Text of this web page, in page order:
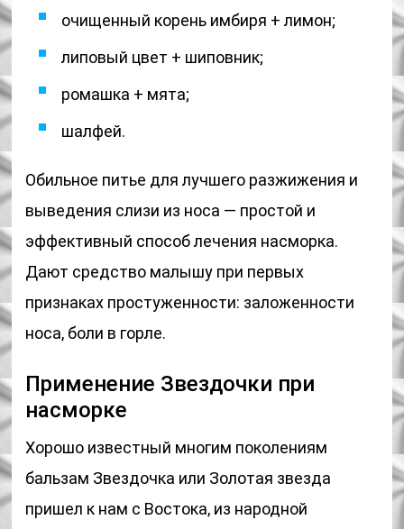
очищенный корень имбиря + лимон;
липовый цвет + шиповник;
ромашка + мята;
шалфей.
Обильное питье для лучшего разжижения и
выведения слизи из носа — простой и
эффективный способ лечения насморка.
Дают средство малышу при первых
признаках простуженности: заложенности
носа, боли в горле.
Применение Звездочки при
насморке
Хорошо известный многим поколениям
бальзам Звездочка или Золотая звезда
пришел к нам с Востока, из народной